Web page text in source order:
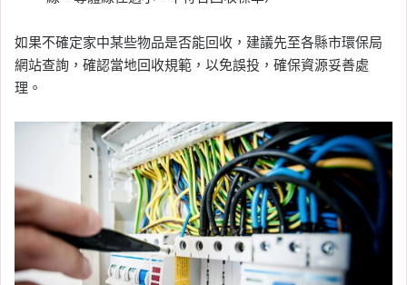
如果不確定家中某些物品是否能回收，建議先至各縣市環保局
網站查詢，確認當地回收規範，以免誤投，確保資源妥善處
理。